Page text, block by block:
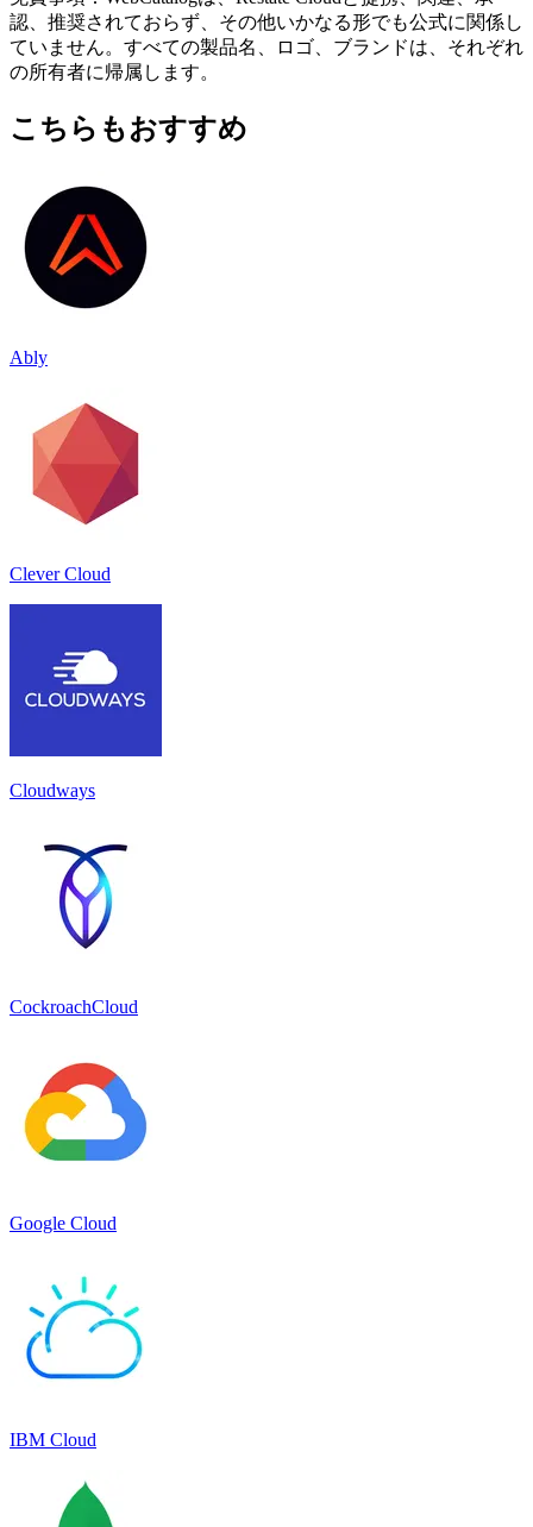
認、推奨されておらず、その他いかなる形でも公式に関係し
ていません。すべての製品名、ロゴ、ブランドは、それぞれ
の所有者に帰属します。
こちらもおすすめ
Ably
Clever Cloud
Cloudways
CockroachCloud
Google Cloud
IBM Cloud